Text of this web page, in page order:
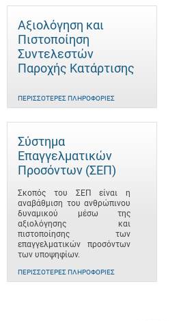
Αξιολόγηση και
Πιστοποίηση
Συντελεστών
Παροχής Κατάρτισης
ΠΕΡΙΣΣΌΤΕΡΕΣ ΠΛΗΡΟΦΟΡΊΕΣ
Σύστημα
Επαγγελματικών
Προσόντων (ΣΕΠ)
Σκοπός του ΣΕΠ είναι η
αναβάθμιση του ανθρώπινου
δυναμικού μέσω της
αξιολόγησης και
πιστοποίησης των
επαγγελματικών προσόντων
των υποψηφίων.
ΠΕΡΙΣΣΌΤΕΡΕΣ ΠΛΗΡΟΦΟΡΊΕΣ